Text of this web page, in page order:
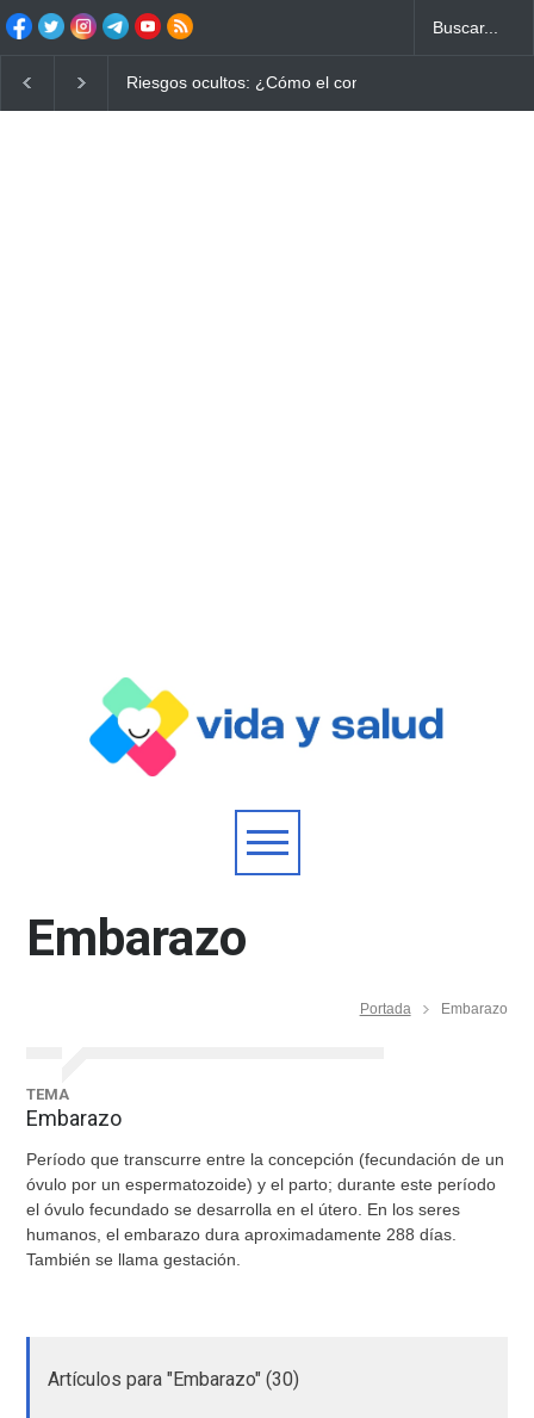
Ayuno Digital: La Estrategia Esencial para Mejorar tu
Embarazo
Portada Embarazo
TEMA
Embarazo
Período que transcurre entre la concepción (fecundación de un
óvulo por un espermatozoide) y el parto; durante este período
el óvulo fecundado se desarrolla en el útero. En los seres
humanos, el embarazo dura aproximadamente 288 días.
También se llama gestación.
Artículos para "Embarazo" (30)